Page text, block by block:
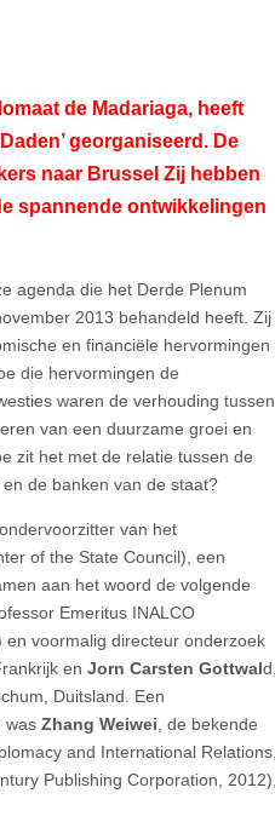
de Madariaga, heeft
georganiseerd. De
naar Brussel Zij hebben
spannende ontwikkelingen
agenda die het Derde Plenum
2013 behandeld heeft. Zij
en financiële hervormingen
die hervormingen de
waren de verhouding tussen
van een duurzame groei en
zit het met de relatie tussen de
de banken van de staat?
van het
of the State Council), een
aan het woord de volgende
Emeritus INALCO
en voormalig directeur onderzoek
en Jorn Carsten Gottwald,
Duitsland. Een
was Zhang Weiwei , de bekende
and International Relations,
Publishing Corporation, 2012),